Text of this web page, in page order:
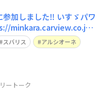
加しました‼︎ いすゞパワ
minkara.carview.co.jp/
スバリス
アルシオーネ
ートーク